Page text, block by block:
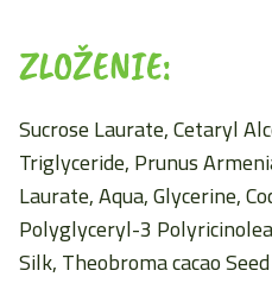
ZLOŽENIE:
Sucrose Laurate, Cetaryl
Triglyceride, Prunus
Laurate, Aqua, Glycerine,
Polyglyceryl-3
Silk, Theobroma cacao